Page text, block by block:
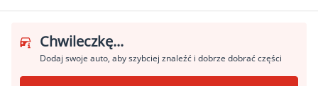
Chwileczkę...
Dodaj swoje auto, aby szybciej znaleźć i dobrze dobrać części